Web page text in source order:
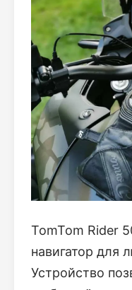
TomTom Rider
навигатор для
Устройство